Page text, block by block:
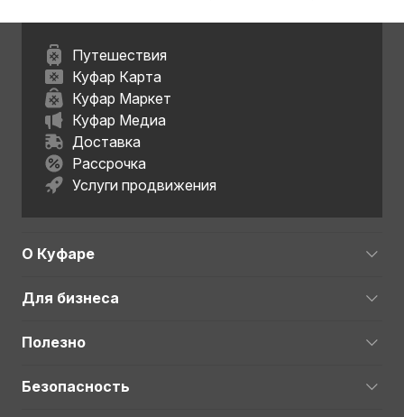
Путешествия
Куфар Карта
Куфар Маркет
Куфар Медиа
Доставка
Рассрочка
Услуги продвижения
О Куфаре
Для бизнеса
Полезно
Безопасность